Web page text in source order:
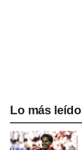
Lo más leído